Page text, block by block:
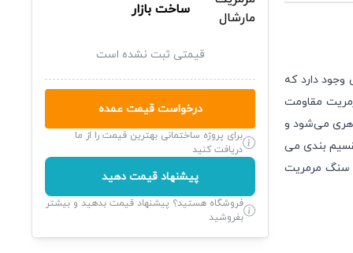
دارد که
مقاومت
می‌شود و
بندی می
سنگ مرمریت
ساخت بازار
قیمتی ثبت نشده است
درخواست قیمت عمده
برای پروژه ساختمانی بهترین قیمت را از ما
دریافت کنید
پیشنهاد قیمت دهید
فروشگاه هستید؟ پیشنهاد قیمت بدهید و بیشتر
بفروشید